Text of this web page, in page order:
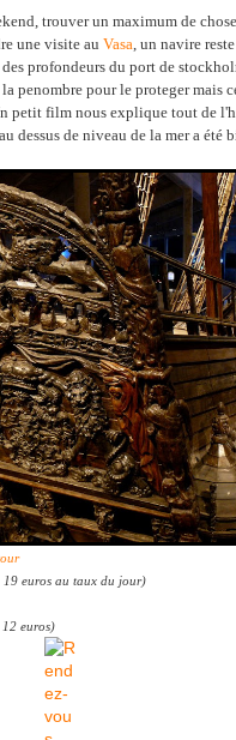
trouver un maximum de
une visite au Vasa, un navire
profondeurs du port de
la penombre pour le proteger mais
petit film nous explique tout de
dessus de niveau de la mer a été
19 euros au taux du jour)
12 euros)